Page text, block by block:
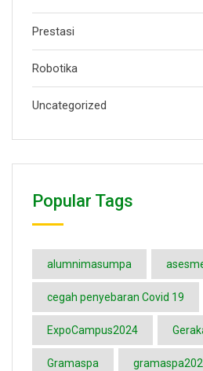
Prestasi
Robotika
Uncategorized
Popular Tags
alumnimasumpa
cegah penyebaran Covid 19
ExpoCampus2024
Gramaspa